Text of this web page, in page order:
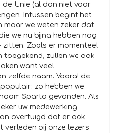
de Unie (al dan niet voor
Intussen begint het
maar we weten zeker dat
we nu bijna hebben nog
Zoals er momenteel
toegekend, zullen we ook
want veel
zelfde naam. Vooral de
zo hebben we
Sparta gevonden. Als
uw medewerking
overtuigd dat er ook
verleden bij onze lezers